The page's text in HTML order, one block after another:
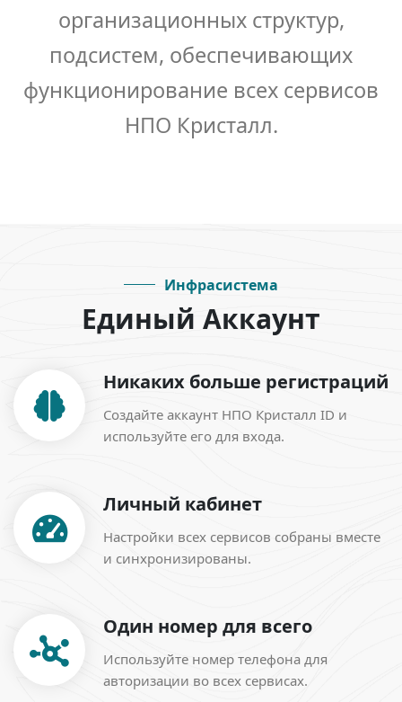
организационных структур,
подсистем, обеспечивающих
функционирование всех сервисов
НПО Кристалл.
Инфрасистема
Единый Аккаунт
Никаких больше регистраций
Создайте аккаунт НПО Кристалл ID и
используйте его для входа.
Личный кабинет
Настройки всех сервисов собраны вместе
и синхронизированы.
Один номер для всего
Используйте номер телефона для
авторизации во всех сервисах.